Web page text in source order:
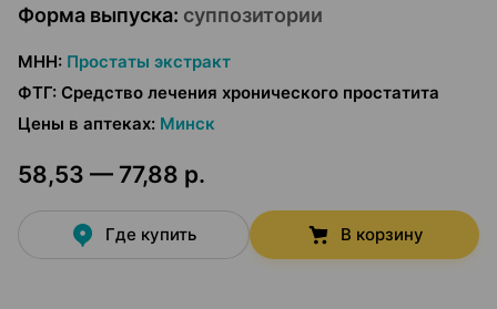
Форма выпуска: суппозитории
МНН: Простаты экстракт
ФТГ: Средство лечения хронического простатита
Цены в аптеках: Минск
58,53 — 77,88 р.
Где купить В корзину